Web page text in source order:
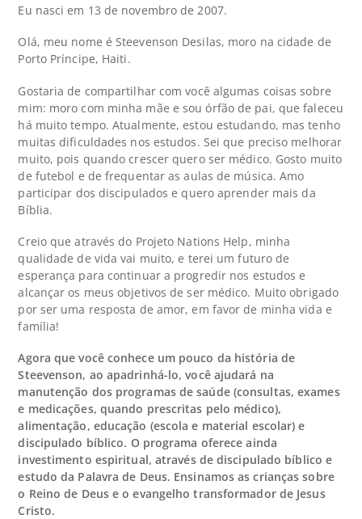
Eu nasci em 13 de novembro de 2007.
Olá, meu nome é Steevenson Desilas, moro na cidade de
Porto Príncipe, Haiti.
Gostaria de compartilhar com você algumas coisas sobre
mim: moro com minha mãe e sou órfão de pai, que faleceu
há muito tempo. Atualmente, estou estudando, mas tenho
muitas dificuldades nos estudos. Sei que preciso melhorar
muito, pois quando crescer quero ser médico. Gosto muito
de futebol e de frequentar as aulas de música. Amo
participar dos discipulados e quero aprender mais da
Bíblia.
Creio que através do Projeto Nations Help, minha
qualidade de vida vai muito, e terei um futuro de
esperança para continuar a progredir nos estudos e
alcançar os meus objetivos de ser médico. Muito obrigado
por ser uma resposta de amor, em favor de minha vida e
família!
Agora que você conhece um pouco da história de
Steevenson, ao apadrinhá-lo, você ajudará na
manutenção dos programas de saúde (consultas, exames
e medicações, quando prescritas pelo médico),
alimentação, educação (escola e material escolar) e
discipulado bíblico. O programa oferece ainda
investimento espiritual, através de discipulado bíblico e
estudo da Palavra de Deus. Ensinamos as crianças sobre
o Reino de Deus e o evangelho transformador de Jesus
Cristo.